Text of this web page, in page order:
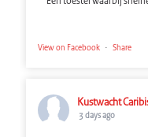
View on Facebook · Share
Kustwacht
3 days ago